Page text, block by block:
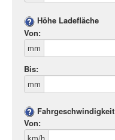
Höhe Ladefläche
Von:
mm
Bis:
mm
Fahrgeschwindigkeit
Von: